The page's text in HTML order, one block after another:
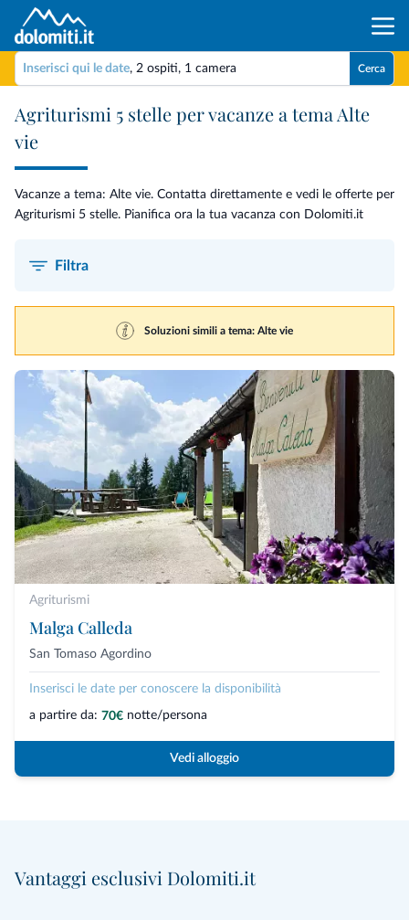
Inserisci qui le date, 2 ospiti, 1 camera Cerca
Agriturismi 5 stelle per vacanze a tema Alte
vie
Vacanze a tema: Alte vie. Contatta direttamente e vedi le offerte per
Agriturismi 5 stelle. Pianifica ora la tua vacanza con Dolomiti.it
Filtra
Soluzioni simili a tema: Alte vie
Agriturismi
Malga Calleda
San Tomaso Agordino
Inserisci le date per conoscere la disponibilità
a partire da: 70€ notte/persona
Vedi alloggio
Vantaggi esclusivi Dolomiti.it